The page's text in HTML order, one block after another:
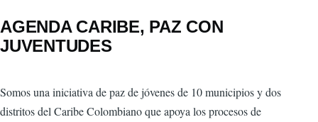
AGENDA CARIBE, PAZ CON
JUVENTUDES
Somos una iniciativa de paz de jóvenes de 10 municipios y dos
distritos del Caribe Colombiano que apoya los procesos de